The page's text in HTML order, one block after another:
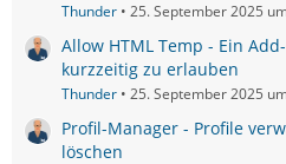
Thunder 25. September 2025
Allow HTML Temp - Ein
kurzzeitig zu erlauben
Thunder 25. September 2025
Profil-Manager - Profile
löschen